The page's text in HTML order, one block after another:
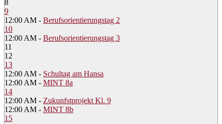
8
9
12:00 AM - Berufsorientierungstag 2
10
12:00 AM - Berufsorientierungstag 3
11
12
13
12:00 AM - Schultag am Hansa
12:00 AM - MINT 8a
14
12:00 AM - Zukunfstprojekt Kl. 9
12:00 AM - MINT 8b
15